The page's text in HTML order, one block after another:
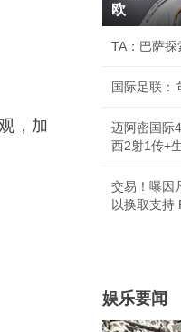
，加
欧
TA：巴萨探
国际足联：
迈阿密国际
西2射1传+
交易！曝因
以换取支持
娱乐要闻